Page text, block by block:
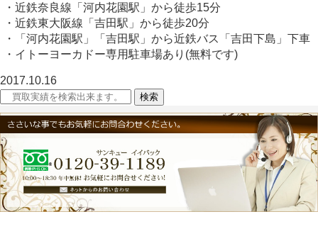
・近鉄奈良線「河内花園駅」から徒歩15分
・近鉄東大阪線「吉田駅」から徒歩20分
・「河内花園駅」「吉田駅」から近鉄バス「吉田下島」下車
・イトーヨーカドー専用駐車場あり(無料です)
2017.10.16